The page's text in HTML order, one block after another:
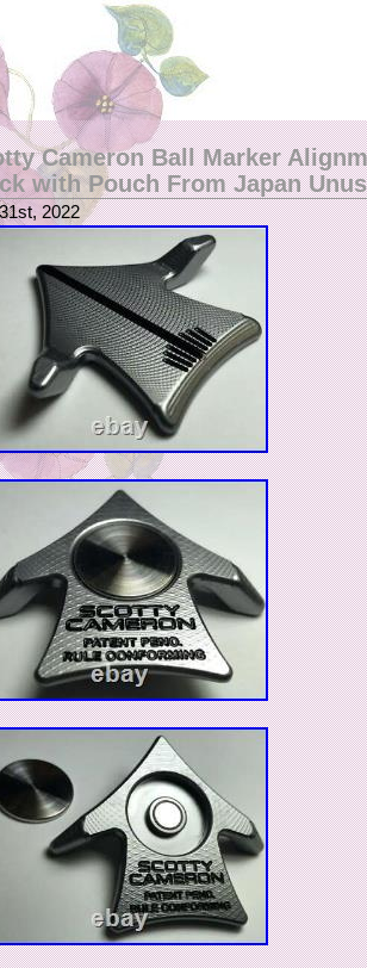
Cameron Ball Marker
with Pouch From Japan
2022